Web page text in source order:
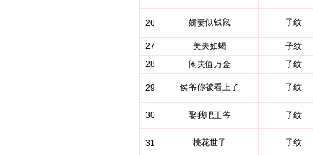
26 娇妻似钱鼠 子纹
27 美夫如蝎
子纹
28
闲夫值万金 子纹
29 侯爷你被看上了 子纹
30 娶我吧王爷 子纹
31 桃花世子 子纹